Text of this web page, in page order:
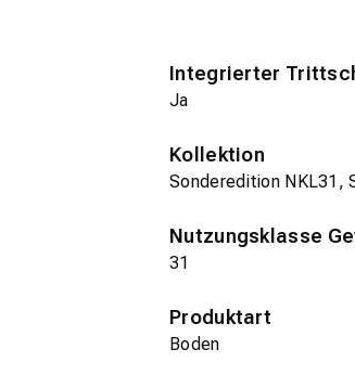
Integrierter
Ja
Kollektion
Sonderedition NKL31,
Nutzungsklasse
31
Produktart
Boden